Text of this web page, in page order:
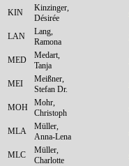
KIN
Kinzinger,
Désirée
LAN
Lang,
Ramona
MED
Medart,
Tanja
MEI
Meißner,
Stefan Dr.
MOH
Mohr,
Christoph
MLA
Müller,
Anna-Lena
MLC
Müller,
Charlotte